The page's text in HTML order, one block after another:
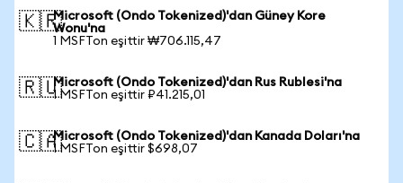
🇰🇷Microsoft (Ondo Tokenized)'dan Güney Kore
Wonu'na
1 MSFTon eşittir ₩706.115,47
🇷🇺Microsoft (Ondo Tokenized)'dan Rus Rublesi'na
1 MSFTon eşittir ₽41.215,01
🇨🇦Microsoft (Ondo Tokenized)'dan Kanada Doları'na
1 MSFTon eşittir $698,07